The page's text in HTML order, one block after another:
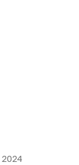
2024